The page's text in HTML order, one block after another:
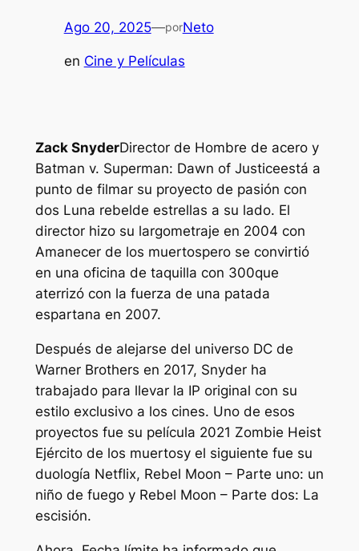
Ago 20, 2025—porNeto
en Cine y Películas
Zack SnyderDirector de Hombre de aceroy
Batman v. Superman: Dawn of Justiceestá a
punto de filmar su proyecto de pasión con
dos Luna rebelde estrellas a su lado. El
director hizo su largometraje en 2004 con
Amanecer de los muertospero se convirtió
en una oficina de taquilla con 300que
aterrizó con la fuerza de una patada
espartana en 2007.
Después de alejarse del universo DC de
Warner Brothers en 2017, Snyder ha
trabajado para llevar la IP original con su
estilo exclusivo a los cines. Uno de esos
proyectos fue su película 2021 Zombie Heist
Ejército de los muertosy el siguiente fue su
duología Netflix, Rebel Moon – Parte uno: un
niño de fuego y Rebel Moon – Parte dos: La
escisión.